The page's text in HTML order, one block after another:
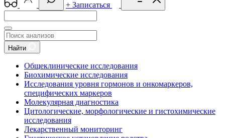
+ Записаться
Найти
Общеклинические исследования
Биохимические исследования
Исследования уровня гормонов и онкомаркеров,
специфических маркеров
Молекулярная диагностика
Цитологические, морфологические и гистохимические
исследования
Лекарственный мониторинг